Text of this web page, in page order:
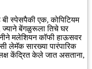
स्पेसपैकी एक, कोपिटियम
बेंगळुरूला तिचे घर
मलेशियन कॉफी हाऊसवर
लेमॅक सारख्या पारंपारिक
लक्ष केंद्रित केले जात असताना,